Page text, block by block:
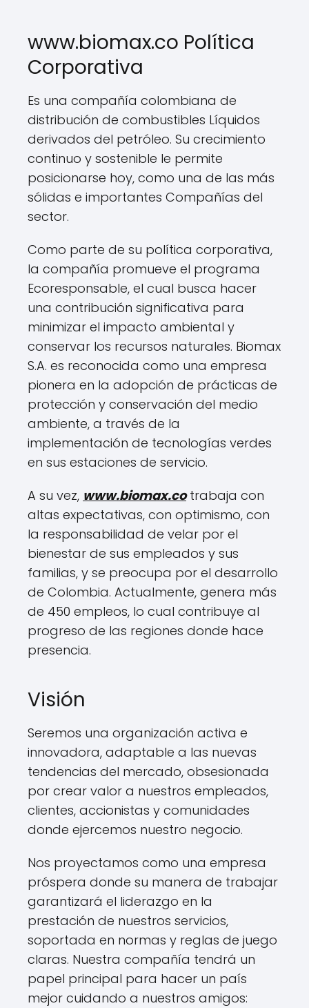
www.biomax.co Política
Corporativa
Es una compañía colombiana de
distribución de combustibles Líquidos
derivados del petróleo. Su crecimiento
continuo y sostenible le permite
posicionarse hoy, como una de las más
sólidas e importantes Compañías del
sector.
Como parte de su política corporativa,
la compañía promueve el programa
Ecoresponsable, el cual busca hacer
una contribución significativa para
minimizar el impacto ambiental y
conservar los recursos naturales. Biomax
S.A. es reconocida como una empresa
pionera en la adopción de prácticas de
protección y conservación del medio
ambiente, a través de la
implementación de tecnologías verdes
en sus estaciones de servicio.
A su vez, www.biomax.cotrabaja con
altas expectativas, con optimismo, con
la responsabilidad de velar por el
bienestar de sus empleados y sus
familias, y se preocupa por el desarrollo
de Colombia. Actualmente, genera más
de 450 empleos, lo cual contribuye al
progreso de las regiones donde hace
presencia.
Visión
Seremos una organización activa e
innovadora, adaptable a las nuevas
tendencias del mercado, obsesionada
por crear valor a nuestros empleados,
clientes, accionistas y comunidades
donde ejercemos nuestro negocio.
Nos proyectamos como una empresa
próspera donde su manera de trabajar
garantizará el liderazgo en la
prestación de nuestros servicios,
soportada en normas y reglas de juego
claras. Nuestra compañía tendrá un
papel principal para hacer un país
mejor cuidando a nuestros amigos: